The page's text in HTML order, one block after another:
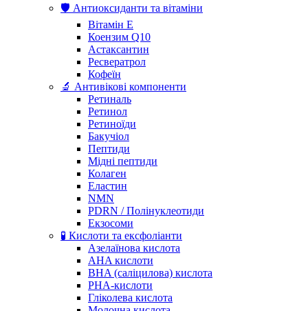
🛡️ Антиоксиданти та вітаміни
Вітамін Е
Коензим Q10
Астаксантин
Ресвератрол
Кофеїн
🔬 Антивікові компоненти
Ретиналь
Ретинол
Ретиноїди
Бакучіол
Пептиди
Мідні пептиди
Колаген
Еластин
NMN
PDRN / Полінуклеотиди
Екзосоми
🧪 Кислоти та ексфоліанти
Азелаїнова кислота
AHA кислоти
BHA (саліцилова) кислота
PHA-кислоти
Гліколева кислота